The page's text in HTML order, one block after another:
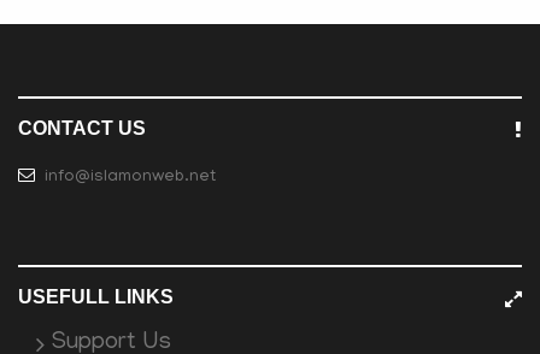
CONTACT US
info@islamonweb.net
USEFULL LINKS
Support Us